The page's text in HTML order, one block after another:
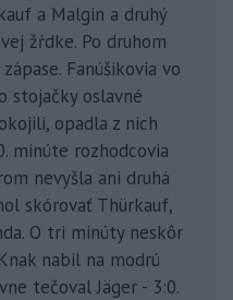
a Malgin a druhý
žŕdke. Po druhom
Fanúšikovia vo
stojačky oslavné
opadla z nich
minúte rozhodcovia
nevyšla ani druhá
skórovať Thürkauf,
O tri minúty neskôr
nabil na modrú
tečoval Jäger - 3:0.